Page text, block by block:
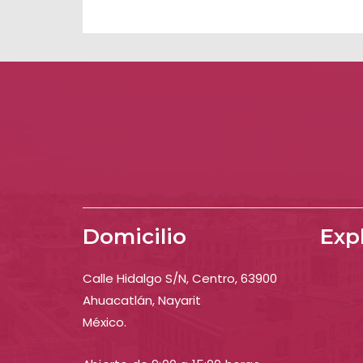
Domicilio
Calle Hidalgo S/N, Centro, 63900
Ahuacatlán, Nayarit
México.